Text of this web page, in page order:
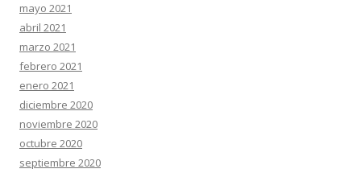
mayo 2021
abril 2021
marzo 2021
febrero 2021
enero 2021
diciembre 2020
noviembre 2020
octubre 2020
septiembre 2020